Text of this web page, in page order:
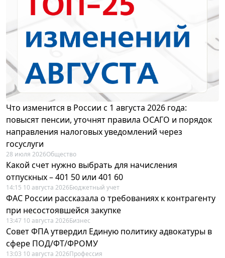
Что изменится в России с 1 августа 2026 года:
повысят пенсии, уточнят правила ОСАГО и порядок
направления налоговых уведомлений через
госуслуги
28 июля 2026Общество
Какой счет нужно выбрать для начисления
отпускных – 401 50 или 401 60
14:15 10 августа 2026Бюджетный учет
ФАС России рассказала о требованиях к контрагенту
при несостоявшейся закупке
13:47 10 августа 2026Бизнес
Совет ФПА утвердил Единую политику адвокатуры в
сфере ПОД/ФТ/ФРОМУ
13:03 10 августа 2026Профессия